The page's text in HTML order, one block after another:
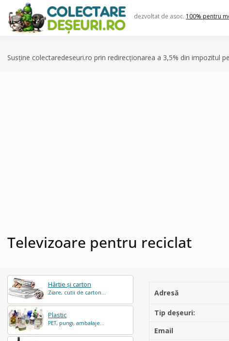
content
dezvoltat de asoc. 100% pentru
Susține colectaredeseuri.ro prin redirecționarea a 3,5% din impozitul
Televizoare pentru reciclat
Hârtie și carton
Ziare, cutii de carton...
Plastic
PET, pungi, ambalaje...
Adresă
Tip deșeuri:
Email